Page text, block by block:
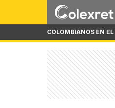
COLOMBIANOS EN